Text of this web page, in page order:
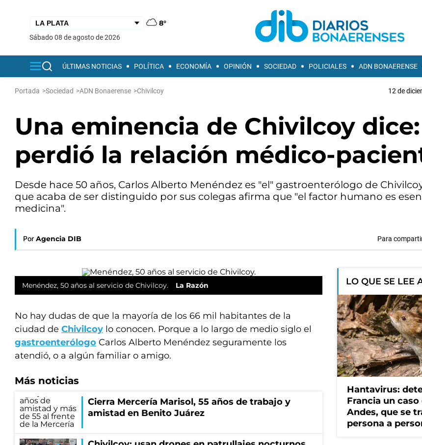
8°
sábado 08 de agosto de 2026
ÚLTIMAS NOTICIAS POLÍTICA ECONOMÍA OPINIÓN SOCIEDAD POLICIALES ADN BONAERENSE
Portada >Sociedad >ADN Bonaerense >Chivilcoy 12 de
Una eminencia de Chivilcoy
perdió la relación médico-
Desde hace 50 años, Carlos Alberto Menéndez es "el" gastroenterólogo de
que acaba de ser distinguido por sus colegas afirma que "el factor humano es
medicina".
Por Agencia DIB Para
Menéndez, 50 años al servicio de Chivilcoy. La Razón
No hay dudas de que la mayoría de los 66 mil habitantes de la
ciudad de Chivilcoy lo conocen. Porque a lo largo de medio siglo el
gastroenterólogo Carlos Alberto Menéndez seguramente los
atendió, o a algún familiar o amigo.
Más noticias
Cierra Mercería Marisol, 55 años de trabajo y
amistad en Benito Juárez
LO QUE SE LEE
Hantavirus:
Francia un caso
Andes, que se
persona a